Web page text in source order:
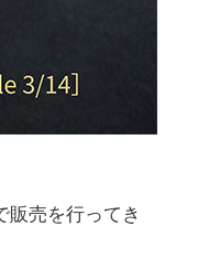
売を行ってき